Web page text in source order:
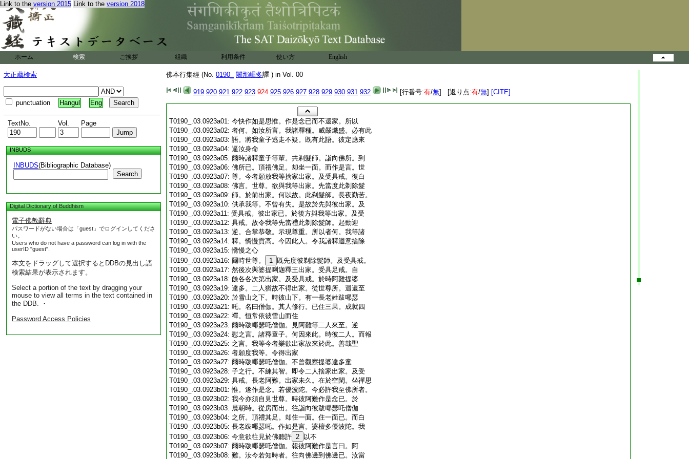
Link to the version 2015 Link to the version 2018
ホーム 検索 ご挨拶 組織 利用条件 使い方 English
大正蔵検索
punctuation Hangul Eng
TextNo. Vol. Page
INBUDS
INBUDS(Bibliographic Database)
Search
Digital Dictionary of Buddhism
電子佛教辭典
パスワードがない場合は「guest」でログインしてくださ
い。
Users who do not have a password can log in with the
userID "guest".
本文をドラッグして選択するとDDBの見出し語
検索結果が表示されます。
Select a portion of the text by dragging your
mouse to view all terms in the text contained in
the DDB. ・
Password Access Policies
佛本行集經 (No. 0190_ 闍那崛多譯 ) in Vol. 00
919 920 921 922 923 924 925 926 927 928 929 930 931 932 [行番号:有/無] [返り点:有/無] [CITE]
T0190_.03.0923a01: 今快作如是思惟。作是念已而不還家。所以
T0190_.03.0923a02: 者何。如汝所言。我諸釋種。威嚴熾盛。必有此
T0190_.03.0923a03: 語。將我童子逃走不疑。既有此語。彼定應來
T0190_.03.0923a04: 逼汝身命
T0190_.03.0923a05: 爾時諸釋童子等輩。共剃髮師。詣向佛所。到
T0190_.03.0923a06: 佛所已。頂禮佛足。却坐一面。而作是言。世
T0190_.03.0923a07: 尊。今者願放我等捨家出家。及受具戒。復白
T0190_.03.0923a08: 佛言。世尊。欲與我等出家。先當度此剃除髮
T0190_.03.0923a09: 師。於前出家。何以故。此剃髮師。長夜勤苦。
T0190_.03.0923a10: 供承我等。不曾有失。是故於先與彼出家。及
T0190_.03.0923a11: 受具戒。彼出家已。於後方與我等出家。及受
T0190_.03.0923a12: 具戒。故令我等先當禮此剃除髮師。起動迎
T0190_.03.0923a13: 逆。合掌恭敬。示現尊重。所以者何。我等諸
T0190_.03.0923a14: 釋。憍慢貢高。今因此人。令我諸釋迴意捨除
T0190_.03.0923a15:憍慢之心
T0190_.03.0923a16: 爾時世尊。 1 既先度彼剃除髮師。及受具戒。
T0190_.03.0923a17: 然後次與婆提唎迦釋王出家。受具足戒。自
T0190_.03.0923a18: 餘各各次第出家。及受具戒。於時阿難提婆
T0190_.03.0923a19: 達多。二人猶故不得出家。從世尊所。迴還至
T0190_.03.0923a20: 於雪山之下。時彼山下。有一長老姓跋㖿瑟
T0190_.03.0923a21: 吒。名曰僧伽。其人修行。已住三果。成就四
T0190_.03.0923a22: 禪。恒常依彼雪山而住
T0190_.03.0923a23: 爾時跋㖿瑟吒僧伽。見阿難等二人來至。逆
T0190_.03.0923a24: 慰之言。諸釋童子。何因來此。時彼二人。而報
T0190_.03.0923a25: 之言。我等今者樂欲出家故來於此。善哉聖
T0190_.03.0923a26: 者願度我等。令得出家
T0190_.03.0923a27: 爾時跋㖿瑟吒僧伽。不曾觀察提婆達多童
T0190_.03.0923a28: 子之行。不練其智。即令二人捨家出家。及受
T0190_.03.0923a29: 具戒。長老阿難。出家未久。在於空閑。坐禪思
T0190_.03.0923b01:惟。遂作是念。若優波陀。今必許我至佛所者。
T0190_.03.0923b02: 我今亦須自見世尊。時彼阿難作是念已。於
T0190_.03.0923b03: 晨朝時。從房而出。往詣向彼跋㖿瑟吒僧伽
T0190_.03.0923b04: 之所。頂禮其足。却住一面。住一面已。而白
T0190_.03.0923b05: 長老跋㖿瑟吒。作如是言。婆檀多優波陀。我
T0190_.03.0923b06: 今意欲往見於佛聽許 2
以不
T0190_.03.0923b07: 爾時跋㖿瑟吒僧伽。報彼阿難作是言曰。阿
T0190_.03.0923b08: 難。汝今若知時者。往向佛邊到佛邊已。汝當